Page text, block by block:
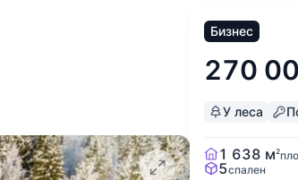
Бизнес
270
У леса
1 638 м2
5спален